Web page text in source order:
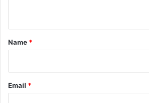
*
Name *
Email *